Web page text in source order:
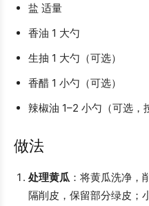
盐 适量
香油 1 大勺
生抽 1 大勺（可选）
香醋 1 小勺（可选）
辣椒油 1–2 小勺（可选，
做法
处理黄瓜 ：将黄瓜洗净，
隔削皮，保留部分绿皮；